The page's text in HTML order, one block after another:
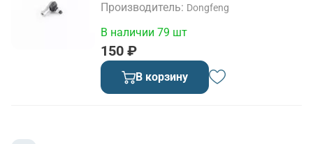
Производитель
Dongfeng
150 ₽
В наличии 79 шт
В корзину